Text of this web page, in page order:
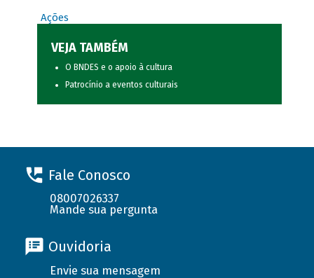
Ações
VEJA TAMBÉM
O BNDES e o apoio à cultura
Patrocínio a eventos culturais
Fale Conosco
08007026337
Mande sua pergunta
Ouvidoria
Envie sua mensagem